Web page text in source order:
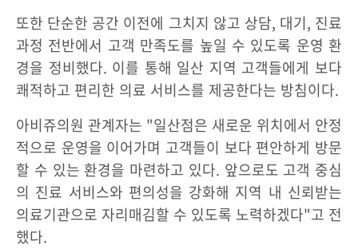
또한 단순한 공간 이전에 그치지 않고 상담, 대기, 진료
과정 전반에서 고객 만족도를 높일 수 있도록 운영 환
경을 정비했다. 이를 통해 일산 지역 고객들에게 보다
쾌적하고 편리한 의료 서비스를 제공한다는 방침이다.
아비쥬의원 관계자는 "일산점은 새로운 위치에서 안정
적으로 운영을 이어가며 고객들이 보다 편안하게 방문
할 수 있는 환경을 마련하고 있다. 앞으로도 고객 중심
의 진료 서비스와 편의성을 강화해 지역 내 신뢰받는
의료기관으로 자리매김할 수 있도록 노력하겠다"고 전
했다.